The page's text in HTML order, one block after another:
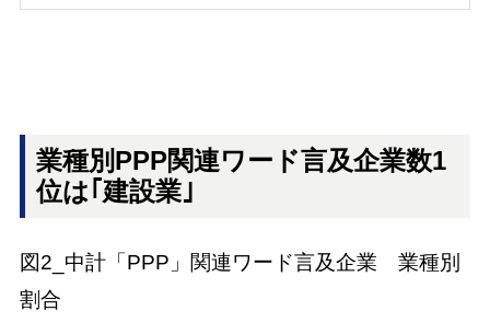
業種別PPP関連ワード言及企業数1
位は｢建設業｣
図2_中計「PPP」関連ワード言及企業 業種別
割合